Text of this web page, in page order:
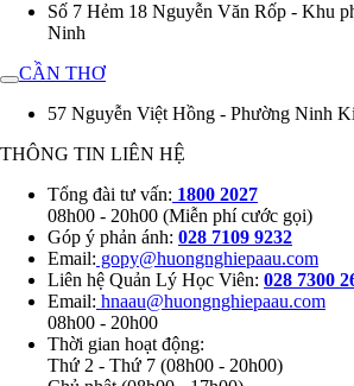
Số 7 Hẻm 18 Nguyễn Văn Rốp - Khu
Ninh
CẦN THƠ
57 Nguyễn Việt Hồng - Phường Ninh
THÔNG TIN LIÊN HỆ
Tổng đài tư vấn: 1800 2027
08h00 - 20h00 (Miễn phí cước gọi)
Góp ý phản ánh: 028 7109 9232
Email: gopy@huongnghiepaau.com
Liên hệ Quản Lý Học Viên: 028 7300
Email: hnaau@huongnghiepaau.com
08h00 - 20h00
Thời gian hoạt động:
Thứ 2 - Thứ 7 (08h00 - 20h00)